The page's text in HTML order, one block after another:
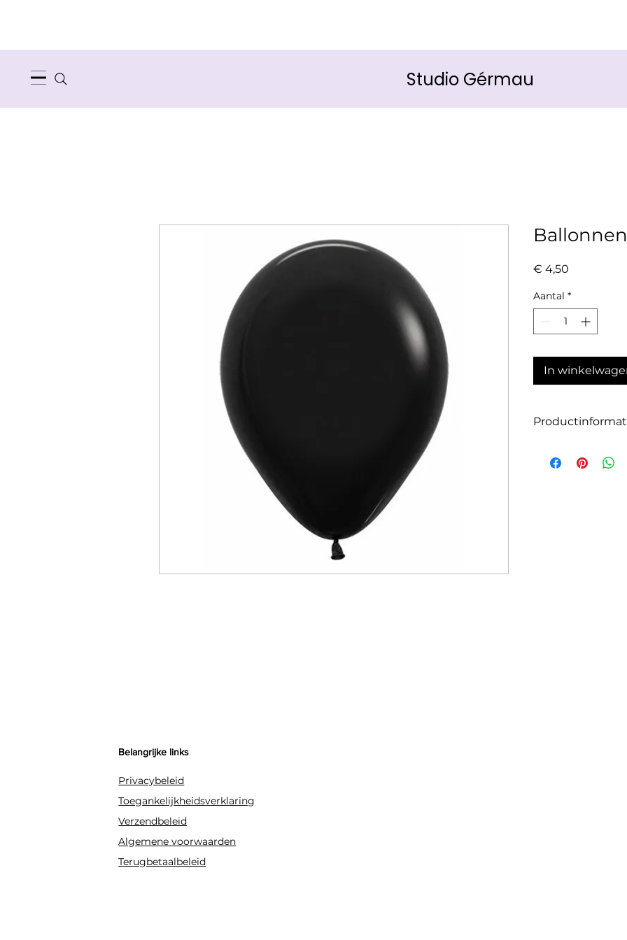
Studio Gérmau
€ 4,50
Aantal *
In
Grootte:30 cm
Belangrijke links
Privacybeleid
Toegankelijkheidsverklaring
Verzendbeleid
Algemene voorwaarden
Terugbetaalbeleid